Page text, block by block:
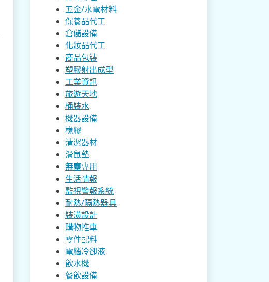
五金/水電材料
保養品代工
倉儲設備
化妝品代工
商品包裝
塑膠射出成型
工業資訊
旅遊天地
桶裝水
機器設備
橡膠
清潔器材
滑鼠墊
無塵專用
生活情報
監視警報系統
耐熱/隔熱器具
裝潢設計
購物推車
零件配料
電腦冷卻液
飲水機
餐飲設備